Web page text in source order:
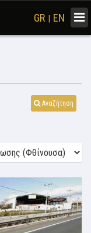
GR | EN
Αναζήτηση